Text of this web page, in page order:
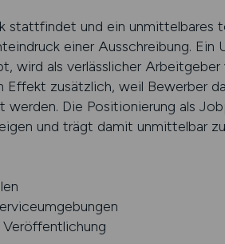
stattfindet und ein unmittelbares
einer Ausschreibung. Ein
wird als verlässlicher
zusätzlich, weil Bewerber
Die Positionierung als
und trägt damit unmittelbar